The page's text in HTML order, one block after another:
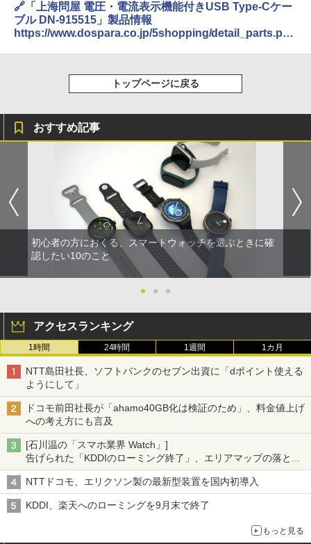
🔗「上海問屋 電圧・電流表示機能付きUSB Type-Cケー
ブル DN-915515」製品情報
https://www.dospara.co.jp/5shopping/detail_parts.php
トップページに戻る
おすすめ記事
初心者の方におくる、スマートウォッチを選ぶときに確
認したい10のこと
● ● ●
アクセスランキング
1時間 24時間 1週間 1カ月
NTT島田社長、ソフトバンクのセブン出資に「dポイント使える
ようにして」
ドコモ前田社長が「ahamo40GB化は検証のため」、料金値上げ
への考え方にも言及
[石川温の「スマホ業界 Watch」]
告げられた「KDDIのローミング終了」、エリアマップの落とし
穴と楽天モバイルの課題
NTTドコモ、エリクソン製の最新型装置を国内初導入
KDDI、楽天へのローミングを9月末で終了
もっと見る